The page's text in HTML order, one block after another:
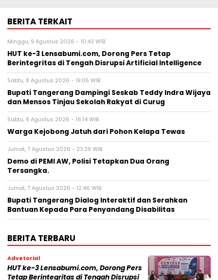
BERITA TERKAIT
Minggu, 9 Agustus 2026 - 10:43 WIB
HUT ke-3 Lensabumi.com, Dorong Pers Tetap
Berintegritas di Tengah Disrupsi Artificial Intelligence
Sabtu, 8 Agustus 2026 - 19:05 WIB
Bupati Tangerang Dampingi Seskab Teddy Indra Wijaya
dan Mensos Tinjau Sekolah Rakyat di Curug
Sabtu, 8 Agustus 2026 - 16:14 WIB
Warga Kejobong Jatuh dari Pohon Kelapa Tewas
Jumat, 7 Agustus 2026 - 23:39 WIB
Demo di PEMI AW, Polisi Tetapkan Dua Orang
Tersangka.
Jumat, 7 Agustus 2026 - 12:46 WIB
Bupati Tangerang Dialog Interaktif dan Serahkan
Bantuan Kepada Para Penyandang Disabilitas
BERITA TERBARU
Advetorial
HUT ke-3 Lensabumi.com, Dorong Pers
Tetap Berintegritas di Tengah Disrupsi